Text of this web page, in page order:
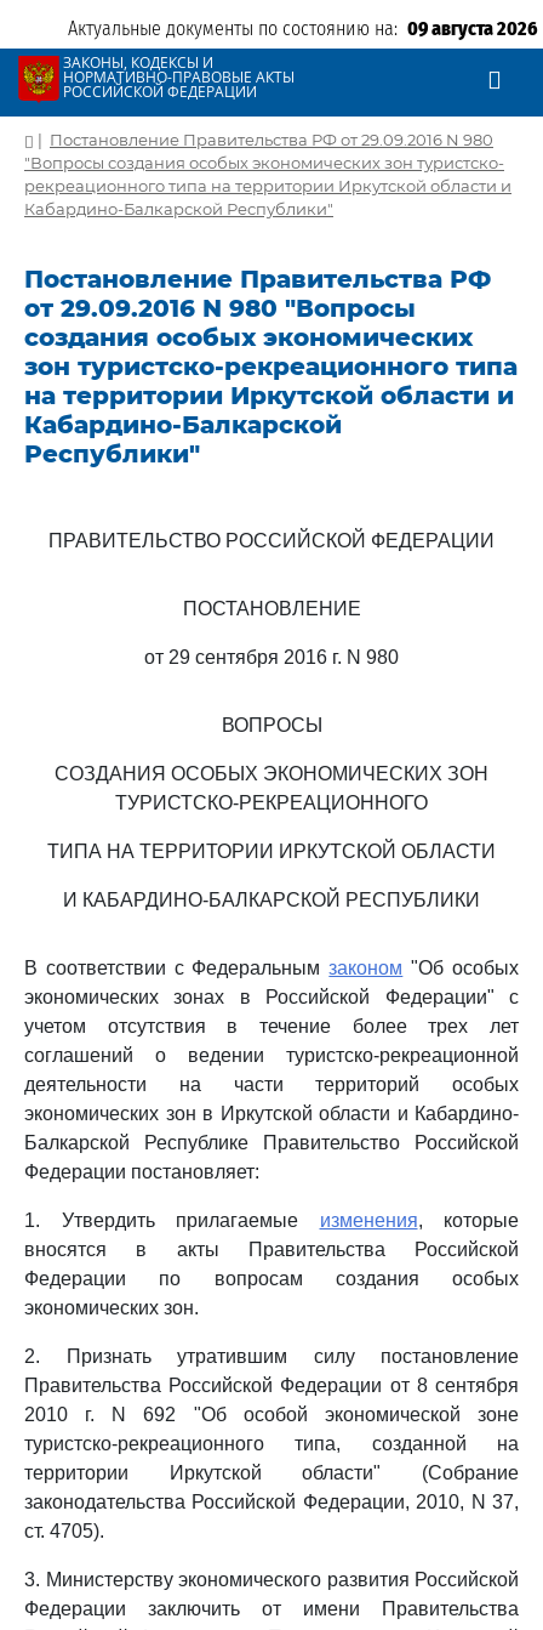
Актуальные документы по состоянию на: 09 августа 2026
ЗАКОНЫ, КОДЕКСЫ И
НОРМАТИВНО-ПРАВОВЫЕ АКТЫ
РОССИЙСКОЙ ФЕДЕРАЦИИ
| Постановление Правительства РФ от 29.09.2016 N 980
"Вопросы создания особых экономических зон туристско-
рекреационного типа на территории Иркутской области и
Кабардино-Балкарской Республики"
Постановление Правительства РФ
от 29.09.2016 N 980 "Вопросы
создания особых экономических
зон туристско-рекреационного типа
на территории Иркутской области и
Кабардино-Балкарской
Республики"
ПРАВИТЕЛЬСТВО РОССИЙСКОЙ ФЕДЕРАЦИИ
ПОСТАНОВЛЕНИЕ
от 29 сентября 2016 г. N 980
ВОПРОСЫ
СОЗДАНИЯ ОСОБЫХ ЭКОНОМИЧЕСКИХ ЗОН
ТУРИСТСКО-РЕКРЕАЦИОННОГО
ТИПА НА ТЕРРИТОРИИ ИРКУТСКОЙ ОБЛАСТИ
И КАБАРДИНО-БАЛКАРСКОЙ РЕСПУБЛИКИ
В соответствии с Федеральнымзаконом "Об особых
экономических зонах в Российской Федерации" с
учетом отсутствия в течение более трех лет
соглашений о ведении туристско-рекреационной
деятельности на части территорий особых
экономических зон в Иркутской области и Кабардино-
Балкарской Республике Правительство Российской
Федерации постановляет:
1. Утвердить прилагаемые изменения, которые
вносятся в акты Правительства Российской
Федерации по вопросам создания особых
экономических зон.
2. Признать утратившим силу постановление
Правительства Российской Федерации от 8 сентября
2010 г. N 692 "Об особой экономической зоне
туристско-рекреационного типа, созданной на
территории Иркутской области" (Собрание
законодательства Российской Федерации, 2010, N 37,
ст. 4705).
3. Министерству экономического развития Российской
Федерации заключить от имени Правительства